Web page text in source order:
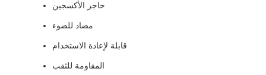
حاجز الأكسجين
مضاد للضوء
قابلة لإعادة الاستخدام
المقاومة للثقب